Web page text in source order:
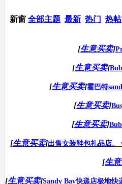
新窗 全部主题 最新 热门 热帖
[生意买卖]
[生意买卖]
[生意买卖]霍巴特
[生意买卖]
[生意买卖]
[生意买卖]出售女装鞋包礼品店。
[生
[生意买卖]Sandy Bay快递店极地快